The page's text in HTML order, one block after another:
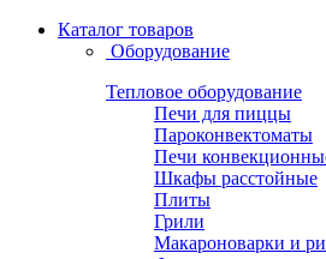
Каталог товаров
Оборудование
Тепловое оборудование
Печи для пиццы
Пароконвектоматы
Печи
Шкафы расстойные
Плиты
Грили
Макароноварки и